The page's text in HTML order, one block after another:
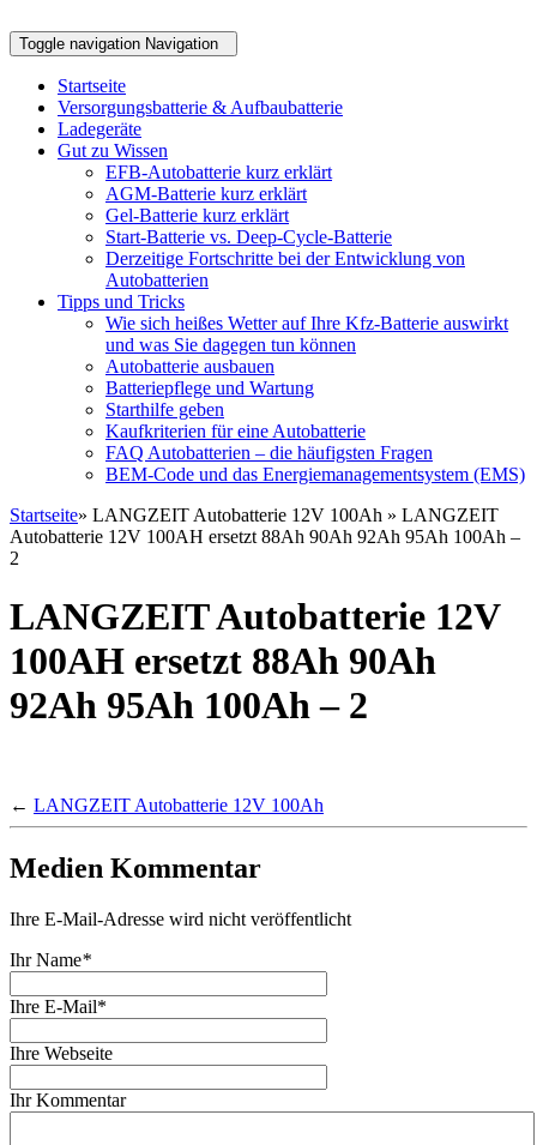
Toggle navigation Navigation
Startseite
Versorgungsbatterie & Aufbaubatterie
Ladegeräte
Gut zu Wissen
EFB-Autobatterie kurz erklärt
AGM-Batterie kurz erklärt
Gel-Batterie kurz erklärt
Start-Batterie vs. Deep-Cycle-Batterie
Derzeitige Fortschritte bei der Entwicklung von
Autobatterien
Tipps und Tricks
Wie sich heißes Wetter auf Ihre Kfz-Batterie auswirkt
und was Sie dagegen tun können
Autobatterie ausbauen
Batteriepflege und Wartung
Starthilfe geben
Kaufkriterien für eine Autobatterie
FAQ Autobatterien – die häufigsten Fragen
BEM-Code und das Energiemanagementsystem (EMS)
Startseite» LANGZEIT Autobatterie 12V 100Ah » LANGZEIT
Autobatterie 12V 100AH ersetzt 88Ah 90Ah 92Ah 95Ah 100Ah –
2
LANGZEIT Autobatterie 12V
100AH ersetzt 88Ah 90Ah
92Ah 95Ah 100Ah – 2
← LANGZEIT Autobatterie 12V 100Ah
Medien Kommentar
Ihre E-Mail-Adresse wird nicht veröffentlicht
Ihr Name*
Ihre E-Mail*
Ihre Webseite
Ihr Kommentar